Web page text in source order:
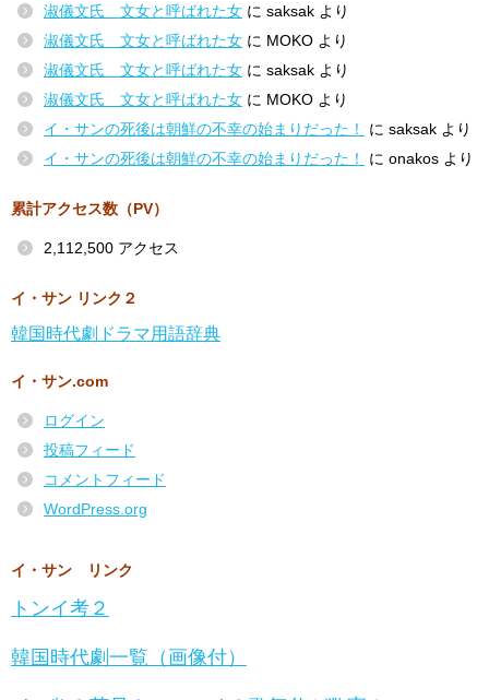
淑儀文氏 文女と呼ばれた女 に saksak より
淑儀文氏 文女と呼ばれた女 に MOKO より
淑儀文氏 文女と呼ばれた女 に saksak より
淑儀文氏 文女と呼ばれた女 に MOKO より
イ・サンの死後は朝鮮の不幸の始まりだった！
に saksak より
イ・サンの死後は朝鮮の不幸の始まりだった！
に onakos より
累計アクセス数（PV）
2,112,500 アクセス
イ・サン リンク２
韓国時代劇ドラマ用語辞典
イ・サン.com
ログイン
投稿フィード
コメントフィード
WordPress.org
イ・サン リンク
トンイ考２
韓国時代劇一覧（画像付）